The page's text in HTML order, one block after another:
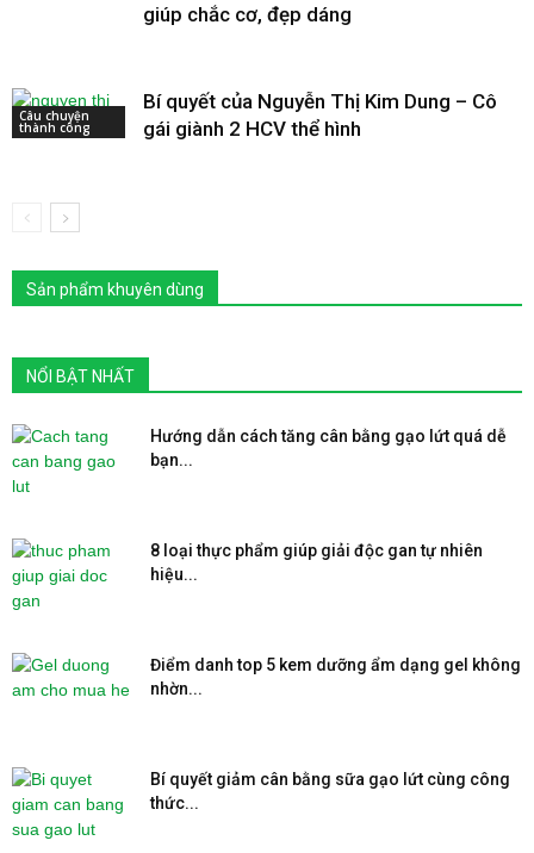
giúp chắc cơ, đẹp dáng
Câu chuyện
thành công
Bí quyết của Nguyễn Thị Kim Dung – Cô
gái giành 2 HCV thể hình
Sản phẩm khuyên dùng
NỔI BẬT NHẤT
Hướng dẫn cách tăng cân bằng gạo lứt quá dễ
bạn...
8 loại thực phẩm giúp giải độc gan tự nhiên
hiệu...
Điểm danh top 5 kem dưỡng ẩm dạng gel không
nhờn...
Bí quyết giảm cân bằng sữa gạo lứt cùng công
thức...